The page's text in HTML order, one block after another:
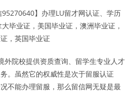
】办理LU留才网认证、学历
毕业证，美国毕业证，澳洲毕业证，
，英国毕业证
外院校提供资质查询、留学生专业人才
。虽然它的权威性是次于留服认证
不能办理留服，那么留信网无疑是最